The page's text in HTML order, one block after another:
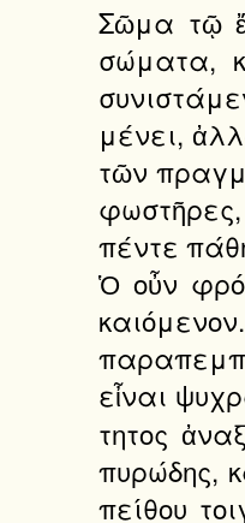
Σῶμα τῷ
σώματα,
μένει,
τῶν
φωστῆρες,
πέντε
Ὁ οὖν
εἶναι
τητος
πυρώδης,
πείθου